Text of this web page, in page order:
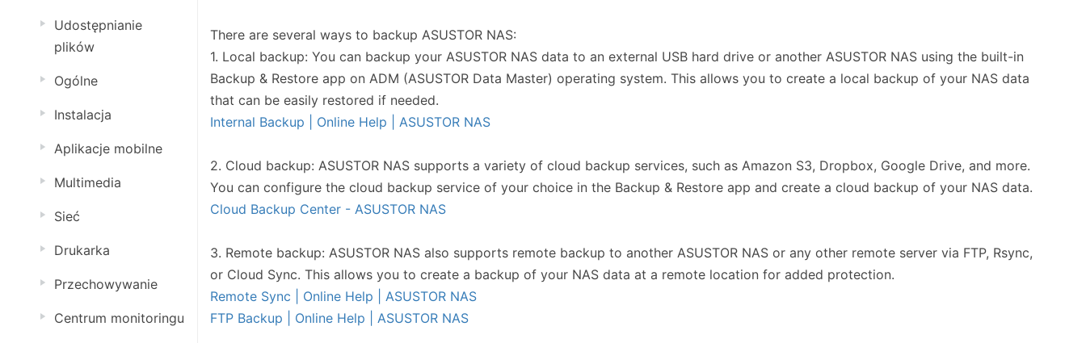
Udostępnianie
plików
Ogólne
Instalacja
Aplikacje mobilne
Multimedia
Sieć
Drukarka
Przechowywanie
Centrum monitoringu
There are several ways to backup ASUSTOR NAS:
1. Local backup: You can backup your ASUSTOR NAS data to an external USB hard drive or another ASUSTOR NAS using the built-in
Backup & Restore app on ADM (ASUSTOR Data Master) operating system. This allows you to create a local backup of your NAS data
that can be easily restored if needed.
Internal Backup | Online Help | ASUSTOR NAS
2. Cloud backup: ASUSTOR NAS supports a variety of cloud backup services, such as Amazon S3, Dropbox, Google Drive, and more.
You can configure the cloud backup service of your choice in the Backup & Restore app and create a cloud backup of your NAS data.
Cloud Backup Center - ASUSTOR NAS
3. Remote backup: ASUSTOR NAS also supports remote backup to another ASUSTOR NAS or any other remote server via FTP, Rsync,
or Cloud Sync. This allows you to create a backup of your NAS data at a remote location for added protection.
Remote Sync | Online Help | ASUSTOR NAS
FTP Backup | Online Help | ASUSTOR NAS